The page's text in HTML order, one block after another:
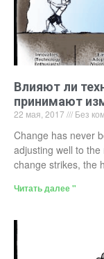
Влияют ли
принимают
22 мая, 2017 Без
Change has never
adjusting well to
change strikes, the
Читать далее "